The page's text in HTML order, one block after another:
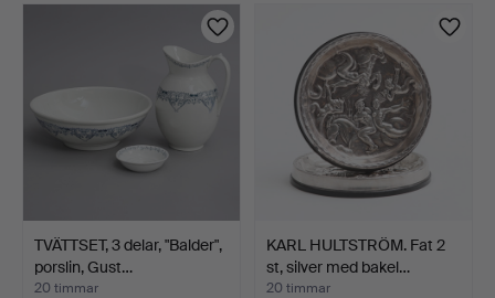
TVÄTTSET, 3 delar, "Balder",
porslin, Gust…
20 timmar
KARL HULTSTRÖM. Fat 2
st, silver med bakel…
20 timmar